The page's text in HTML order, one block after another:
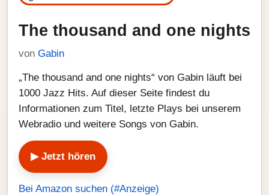
The thousand and one nights
von Gabin
„The thousand and one nights“ von Gabin läuft bei
1000 Jazz Hits. Auf dieser Seite findest du
Informationen zum Titel, letzte Plays bei unserem
Webradio und weitere Songs von Gabin.
▶ Jetzt hören
Bei Amazon suchen (#Anzeige)